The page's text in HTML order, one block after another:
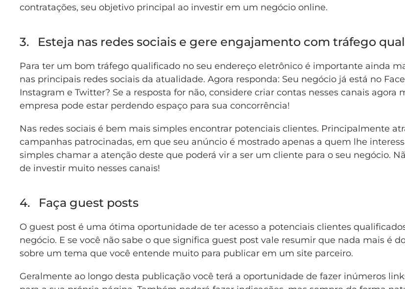
contratações, seu objetivo principal ao investir em um negócio online.
3. Esteja nas redes sociais e gere engajamento com tráfego
Para ter um bom tráfego qualificado no seu endereço eletrônico é importante ainda
nas principais redes sociais da atualidade. Agora responda: Seu negócio já está no
Instagram e Twitter? Se a resposta for não, considere criar contas nesses canais agora
empresa pode estar perdendo espaço para sua concorrência!
Nas redes sociais é bem mais simples encontrar potenciais clientes. Principalmente
campanhas patrocinadas, em que seu anúncio é mostrado apenas a quem lhe
simples chamar a atenção deste que poderá vir a ser um cliente para o seu negócio.
de investir muito nesses canais!
4. Faça guest posts
O guest post é uma ótima oportunidade de ter acesso a potenciais clientes
negócio. E se você não sabe o que significa guest post vale resumir que nada mais é
sobre um tema que você entende muito para publicar em um site parceiro.
Geralmente ao longo desta publicação você terá a oportunidade de fazer inúmeros